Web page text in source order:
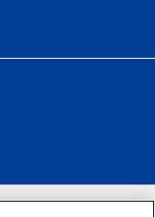
Lokasi seluruh dunia